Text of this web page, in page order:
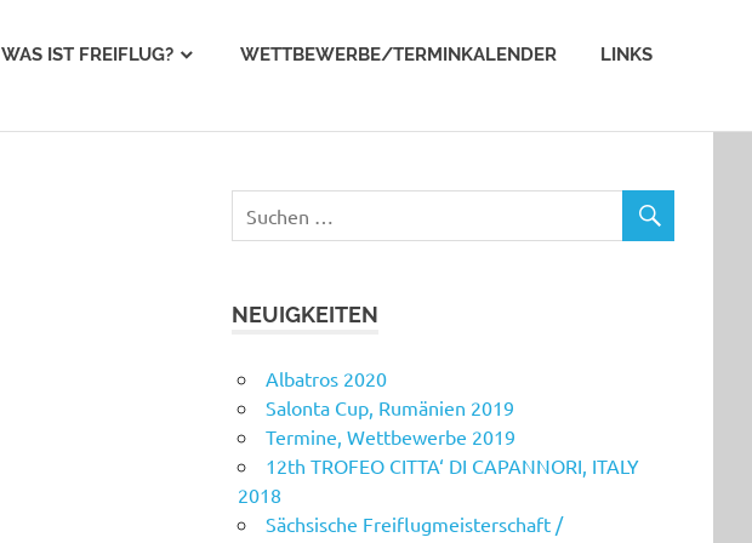
WAS IST FREIFLUG? WETTBEWERBE/TERMINKALENDER LINKS
NEUIGKEITEN
Albatros 2020
Salonta Cup, Rumänien 2019
Termine, Wettbewerbe 2019
12th TROFEO CITTA‘ DI CAPANNORI, ITALY
2018
Sächsische Freiflugmeisterschaft /